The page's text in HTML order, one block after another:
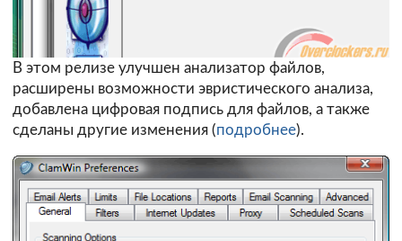
В этом релизе улучшен анализатор файлов,
расширены возможности эвристического анализа,
добавлена цифровая подпись для файлов, а также
сделаны другие изменения (подробнее).